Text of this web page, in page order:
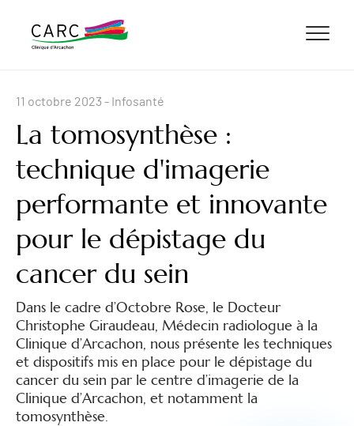
11 octobre 2023 - Infosanté
La tomosynthèse :
technique d'imagerie
performante et innovante
pour le dépistage du
cancer du sein
Dans le cadre d’Octobre Rose, le Docteur
Christophe Giraudeau, Médecin radiologue à la
Clinique d’Arcachon, nous présente les techniques
et dispositifs mis en place pour le dépistage du
cancer du sein par le centre d’imagerie de la
Clinique d’Arcachon, et notamment la
tomosynthèse.